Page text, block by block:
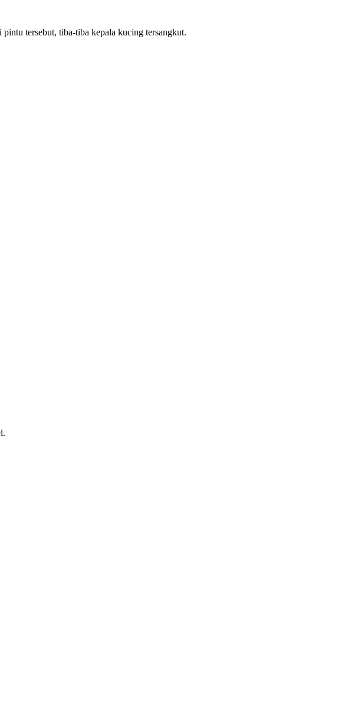
tersebut, tiba-tiba kepala kucing tersangkut.